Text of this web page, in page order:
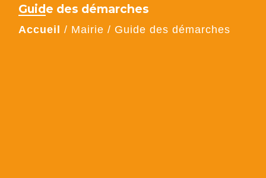
Guide des démarches
Accueil / Mairie / Guide des démarches